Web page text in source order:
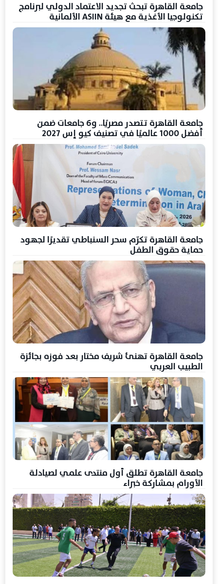
جامعة القاهرة تبحث تجديد الاعتماد الدولي لبرنامج
تكنولوجيا الأغذية مع هيئة ASIIN الألمانية
جامعة القاهرة تتصدر مصريًا.. و6 جامعات ضمن
أفضل 1000 عالميًا في تصنيف كيو إس 2027
جامعة القاهرة تكرّم سحر السنباطي تقديرًا لجهود
حماية حقوق الطفل
جامعة القاهرة تهنئ شريف مختار بعد فوزه بجائزة
الطبيب العربي
جامعة القاهرة تطلق أول منتدى علمي لصيادلة
الأورام بمشاركة خبراء